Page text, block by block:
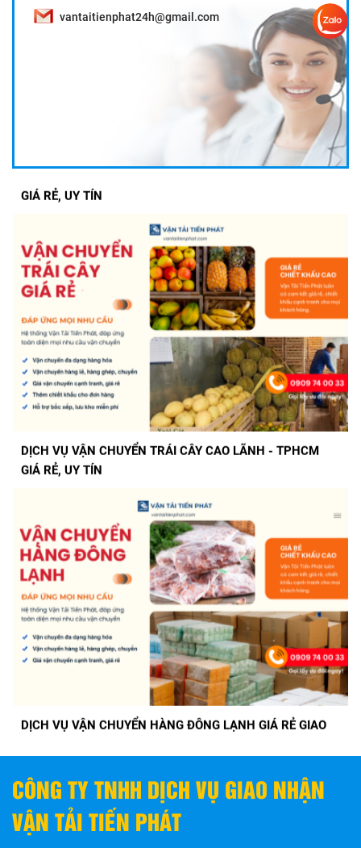
vantaitienphat24h@gmail.com
DỊCH VỤ VẬN CHUYỂN TRÁI CÂY CẦN THƠ ĐI TPHCM
GIÁ RẺ, UY TÍN
DỊCH VỤ VẬN CHUYỂN TRÁI CÂY CAO LÃNH - TPHCM
GIÁ RẺ, UY TÍN
DỊCH VỤ VẬN CHUYỂN HÀNG ĐÔNG LẠNH GIÁ RẺ GIAO
TRONG 1 NGÀY VỚI VẬN TẢI TIẾN PHÁT
CÔNG TY TNHH DỊCH VỤ GIAO NHẬN
VẬN TẢI TIẾN PHÁT